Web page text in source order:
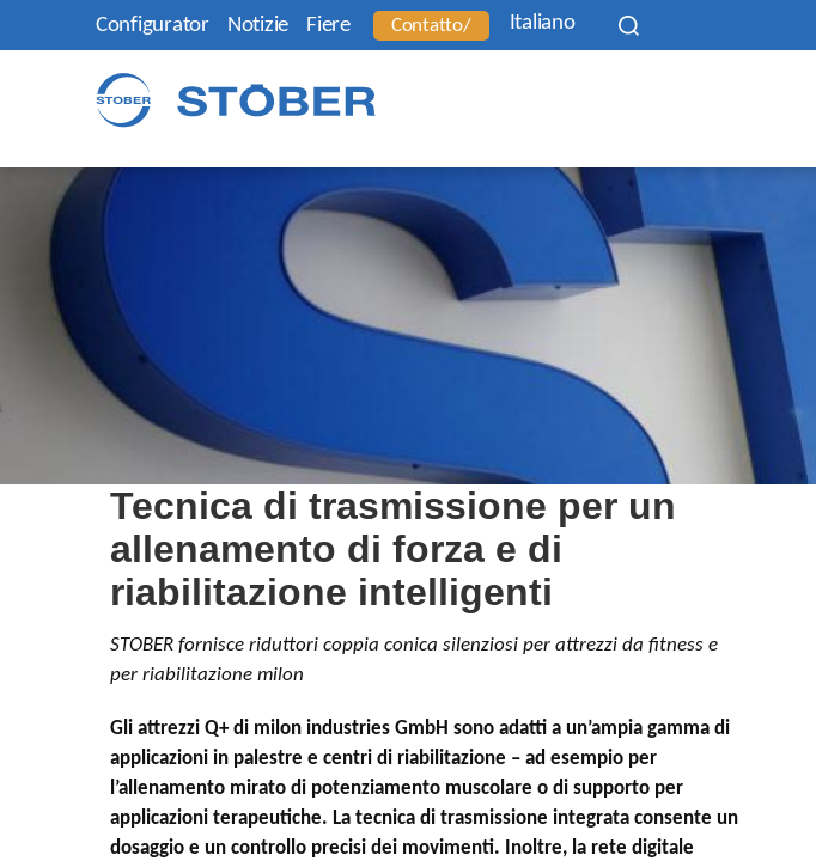
Configurator Notizie Fiere Contatto/ Italiano
Tecnica di trasmissione per un
allenamento di forza e di
riabilitazione intelligenti
STOBER fornisce riduttori coppia conica silenziosi per attrezzi da fitness e
per riabilitazione milon
Gli attrezzi Q+ di milon industries GmbH sono adatti a un’ampia gamma di
applicazioni in palestre e centri di riabilitazione – ad esempio per
l’allenamento mirato di potenziamento muscolare o di supporto per
applicazioni terapeutiche. La tecnica di trasmissione integrata consente un
dosaggio e un controllo precisi dei movimenti. Inoltre, la rete digitale